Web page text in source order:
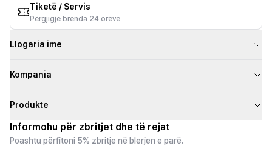
Tiketë / Servis
Përgjigje brenda 24 orëve
Llogaria ime
Kompania
Produkte
Informohu për zbritjet dhe të rejat
Poashtu përfitoni 5% zbritje në blerjen e parë.